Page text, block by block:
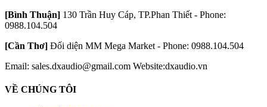
[Bình Thuận] 130 Trần Huy Cáp, TP.Phan Thiết - Phone:
0988.104.504
[Cần Thơ] Đối diện MM Mega Market - Phone: 0988.104.504
Email: sales.dxaudio@gmail.com Website:dxaudio.vn
VỀ CHÚNG TÔI